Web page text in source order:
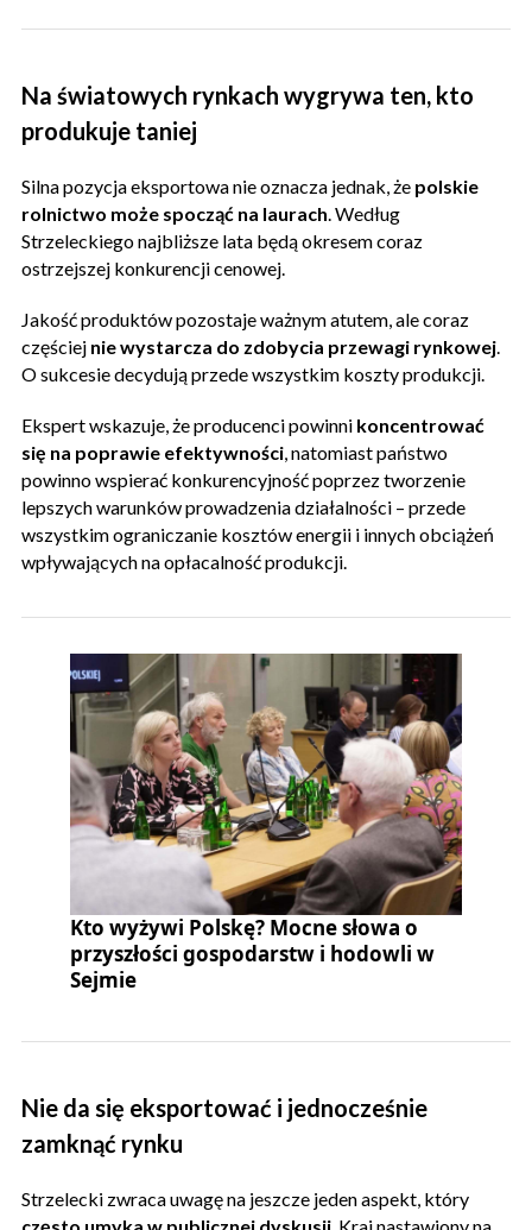
Na światowych rynkach wygrywa ten, kto
produkuje taniej
Silna pozycja eksportowa nie oznacza jednak, że polskie
rolnictwo może spocząć na laurach . Według
Strzeleckiego najbliższe lata będą okresem coraz
ostrzejszej konkurencji cenowej.
Jakość produktów pozostaje ważnym atutem, ale coraz
częściej nie wystarcza do zdobycia przewagi rynkowej
O sukcesie decydują przede wszystkim koszty produkcji.
Ekspert wskazuje, że producenci powinni koncentrować
się na poprawie efektywności , natomiast państwo
powinno wspierać konkurencyjność poprzez tworzenie
lepszych warunków prowadzenia działalności – przede
wszystkim ograniczanie kosztów energii i innych obciążeń
wpływających na opłacalność produkcji.
Kto wyżywi Polskę? Mocne słowa o
przyszłości gospodarstw i hodowli w
Sejmie
Nie da się eksportować i jednocześnie
zamknąć rynku
Strzelecki zwraca uwagę na jeszcze jeden aspekt, który
często umyka w publicznej dyskusji . Kraj nastawiony na